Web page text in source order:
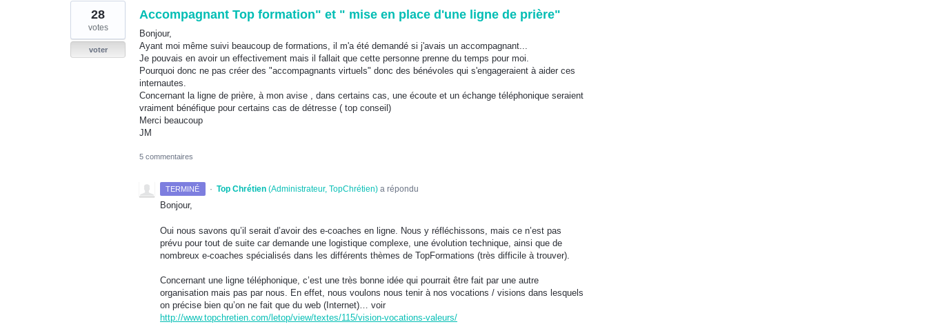
Accompagnant Top formation" et " mise en place d'une ligne de prière"
Bonjour,
Ayant moi même suivi beaucoup de formations, il m'a été demandé si j'avais un accompagnant...
Je pouvais en avoir un effectivement mais il fallait que cette personne prenne du temps pour moi.
Pourquoi donc ne pas créer des "accompagnants virtuels" donc des bénévoles qui s'engageraient à aider ces
internautes.
Concernant la ligne de prière, à mon avise , dans certains cas, une écoute et un échange téléphonique seraient
vraiment bénéfique pour certains cas de détresse ( top conseil)
Merci beaucoup
JM
28
votes
voter
5 commentaires
TERMINÉ · Top Chrétien (Administrateur, TopChrétien)a répondu
Bonjour,
Oui nous savons qu’il serait d’avoir des e-coaches en ligne. Nous y réfléchissons, mais ce n’est pas
prévu pour tout de suite car demande une logistique complexe, une évolution technique, ainsi que de
nombreux e-coaches spécialisés dans les différents thèmes de TopFormations (très difficile à trouver).
Concernant une ligne téléphonique, c’est une très bonne idée qui pourrait être fait par une autre
organisation mais pas par nous. En effet, nous voulons nous tenir à nos vocations / visions dans lesquels
on précise bien qu’on ne fait que du web (Internet)… voir
http://www.topchretien.com/letop/view/textes/115/vision-vocations-valeurs/